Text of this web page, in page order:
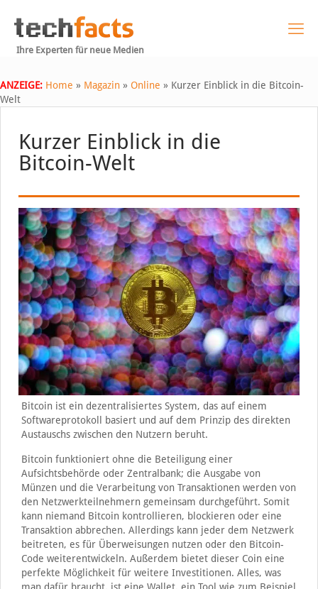
Ihre Experten für neue Medien
ANZEIGE: Home » Magazin » Online » Kurzer Einblick in die Bitcoin-
Welt
Kurzer Einblick in die
Bitcoin-Welt
Bitcoin ist ein dezentralisiertes System, das auf einem
Softwareprotokoll basiert und auf dem Prinzip des direkten
Austauschs zwischen den Nutzern beruht.
Bitcoin funktioniert ohne die Beteiligung einer
Aufsichtsbehörde oder Zentralbank; die Ausgabe von
Münzen und die Verarbeitung von Transaktionen werden von
den Netzwerkteilnehmern gemeinsam durchgeführt. Somit
kann niemand Bitcoin kontrollieren, blockieren oder eine
Transaktion abbrechen. Allerdings kann jeder dem Netzwerk
beitreten, es für Überweisungen nutzen oder den Bitcoin-
Code weiterentwickeln. Außerdem bietet dieser Coin eine
perfekte Möglichkeit für weitere Investitionen. Alles, was